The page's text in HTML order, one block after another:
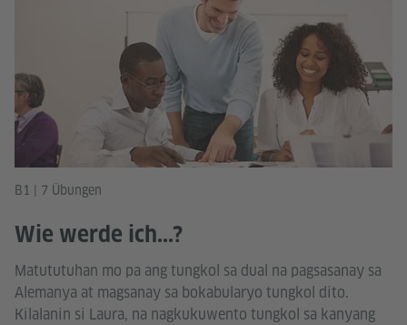
B1 | 7 Übungen
Wie werde ich...?
Matututuhan mo pa ang tungkol sa dual na pagsasanay sa
Alemanya at magsanay sa bokabularyo tungkol dito.
Kilalanin si Laura, na nagkukuwento tungkol sa kanyang